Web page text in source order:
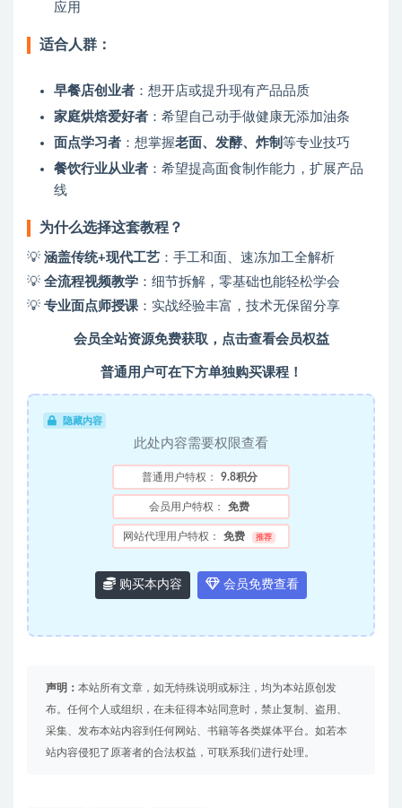
应用
适合人群 ：
早餐店创业者 ：想开店或提升现有产品品质
家庭烘焙爱好者 ：希望自己动手做健康无添加油条
面点学习者 ：想掌握老面、发酵、炸制 等专业技巧
餐饮行业从业者 ：希望提高面食制作能力，扩展产品
线
为什么选择这套教程？
💡 涵盖传统+现代工艺 ：手工和面、速冻加工全解析
💡 全流程视频教学 ：细节拆解，零基础也能轻松学会
💡 专业面点师授课 ：实战经验丰富，技术无保留分享
会员全站资源免费获取，点击查看会员权益
普通用户可在下方单独购买课程！
隐藏内容
此处内容需要权限查看
普通用户特权： 9.8积分
会员用户特权： 免费
网站代理用户特权： 免费 推荐
购买本内容 会员免费查看
声明： 本站所有文章，如无特殊说明或标注，均为本站原创发
布。任何个人或组织，在未征得本站同意时，禁止复制、盗用、
采集、发布本站内容到任何网站、书籍等各类媒体平台。如若本
站内容侵犯了原著者的合法权益，可联系我们进行处理。